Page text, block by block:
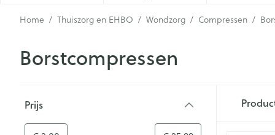
Home / Thuiszorg en EHBO / Wondzorg / Compressen /
Borstcompressen
Prijs